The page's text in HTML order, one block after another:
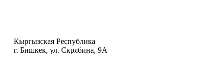
Кыргызская Республика
г. Бишкек, ул. Скрябина, 9А